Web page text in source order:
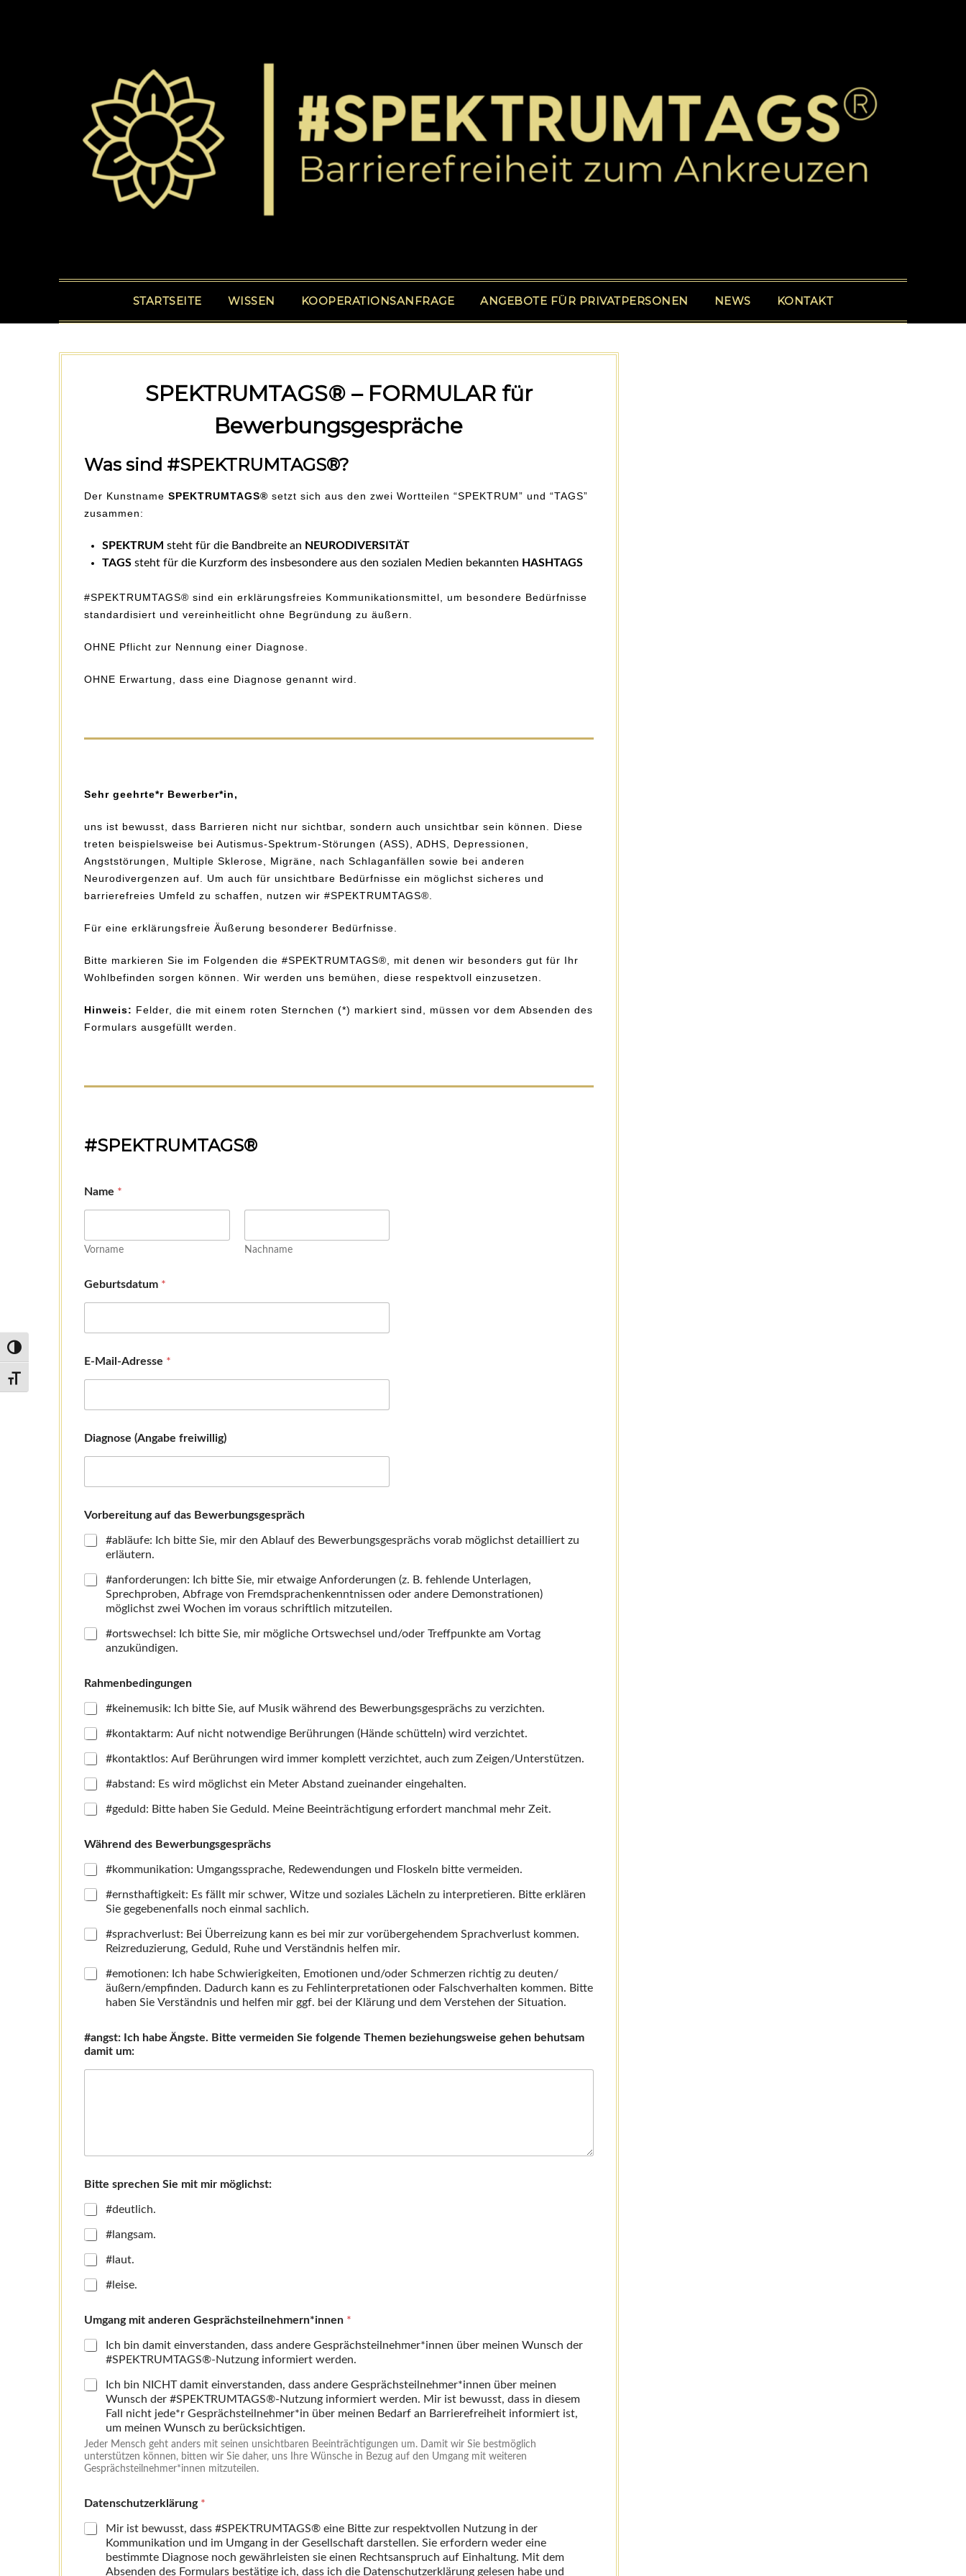
Umschalten auf hohe Kontraste
Schrift vergrößern
STARTSEITE WISSEN KOOPERATIONSANFRAGE ANGEBOTE FÜR PRIVATPERSONEN NEWS KONTAKT
SPEKTRUMTAGS® – FORMULAR für
Bewerbungsgespräche
Was sind #SPEKTRUMTAGS®?
Der KunstnameSPEKTRUMTAGS® setzt sich aus den zwei Wortteilen “SPEKTRUM” und “TAGS”
zusammen:
SPEKTRUM steht für die Bandbreite an NEURODIVERSITÄT
TAGS steht für die Kurzform des insbesondere aus den sozialen Medien bekannten HASHTAGS
#SPEKTRUMTAGS® sind ein erklärungsfreies Kommunikationsmittel, um besondere Bedürfnisse
standardisiert und vereinheitlicht ohne Begründung zu äußern.
OHNE Pflicht zur Nennung einer Diagnose.
OHNE Erwartung, dass eine Diagnose genannt wird.
Sehr geehrte*r Bewerber*in,
uns ist bewusst, dass Barrieren nicht nur sichtbar, sondern auch unsichtbar sein können. Diese
treten beispielsweise bei Autismus-Spektrum-Störungen (ASS), ADHS, Depressionen,
Angststörungen, Multiple Sklerose, Migräne, nach Schlaganfällen sowie bei anderen
Neurodivergenzen auf. Um auch für unsichtbare Bedürfnisse ein möglichst sicheres und
barrierefreies Umfeld zu schaffen, nutzen wir #SPEKTRUMTAGS®.
Für eine erklärungsfreie Äußerung besonderer Bedürfnisse.
Bitte markieren Sie im Folgenden die #SPEKTRUMTAGS®, mit denen wir besonders gut für Ihr
Wohlbefinden sorgen können. Wir werden uns bemühen, diese respektvoll einzusetzen.
Hinweis: Felder, die mit einem roten Sternchen (*) markiert sind, müssen vor dem Absenden des
Formulars ausgefüllt werden.
#SPEKTRUMTAGS®
Name *
Vorname Nachname
Geburtsdatum *
E-Mail-Adresse *
Diagnose (Angabe freiwillig)
i
t
t
m
i
i
r
Vorbereitung auf das Bewerbungsgespräch
#abläufe: Ich bitte Sie, mir den Ablauf des Bewerbungsgesprächs vorab möglichst detailliert zu
erläutern.
#anforderungen: Ich bitte Sie, mir etwaige Anforderungen (z. B. fehlende Unterlagen,
Sprechproben, Abfrage von Fremdsprachenkenntnissen oder andere Demonstrationen)
möglichst zwei Wochen im voraus schriftlich mitzuteilen.
#ortswechsel: Ich bitte Sie, mir mögliche Ortswechsel und/oder Treffpunkte am Vortag
anzukündigen.
Rahmenbedingungen
#keinemusik: Ich bitte Sie, auf Musik während des Bewerbungsgesprächs zu verzichten.
#kontaktarm: Auf nicht notwendige Berührungen (Hände schütteln) wird verzichtet.
#kontaktlos: Auf Berührungen wird immer komplett verzichtet, auch zum Zeigen/Unterstützen.
#abstand: Es wird möglichst ein Meter Abstand zueinander eingehalten.
#geduld: Bitte haben Sie Geduld. Meine Beeinträchtigung erfordert manchmal mehr Zeit.
Während des Bewerbungsgesprächs
#kommunikation: Umgangssprache, Redewendungen und Floskeln bitte vermeiden.
#ernsthaftigkeit: Es fällt mir schwer, Witze und soziales Lächeln zu interpretieren. Bitte erklären
Sie gegebenenfalls noch einmal sachlich.
#sprachverlust: Bei Überreizung kann es bei mir zur vorübergehendem Sprachverlust kommen.
Reizreduzierung, Geduld, Ruhe und Verständnis helfen mir.
#emotionen: Ich habe Schwierigkeiten, Emotionen und/oder Schmerzen richtig zu deuten/
äußern/empfinden. Dadurch kann es zu Fehlinterpretationen oder Falschverhalten kommen. Bitte
haben Sie Verständnis und helfen mir ggf. bei der Klärung und dem Verstehen der Situation.
#angst: Ich habe Ängste. Bitte vermeiden Sie folgende Themen beziehungsweise gehen behutsam
damit um:
Bitte sprechen Sie mit mir möglichst:
#deutlich.
#langsam.
#laut.
#leise.
Umgang mit anderen Gesprächsteilnehmern*innen *
Ich bin damit einverstanden, dass andere Gesprächsteilnehmer*innen über meinen Wunsch der
#SPEKTRUMTAGS®-Nutzung informiert werden.
Ich bin NICHT damit einverstanden, dass andere Gesprächsteilnehmer*innen über meinen
Wunsch der #SPEKTRUMTAGS®-Nutzung informiert werden. Mir ist bewusst, dass in diesem
Fall nicht jede*r Gesprächsteilnehmer*in über meinen Bedarf an Barrierefreiheit informiert ist,
um meinen Wunsch zu berücksichtigen.
Jeder Mensch geht anders mit seinen unsichtbaren Beeinträchtigungen um. Damit wir Sie bestmöglich
unterstützen können, bitten wir Sie daher, uns Ihre Wünsche in Bezug auf den Umgang mit weiteren
Gesprächsteilnehmer*innen mitzuteilen.
Datenschutzerklärung *
Mir ist bewusst, dass #SPEKTRUMTAGS® eine Bitte zur respektvollen Nutzung in der
Kommunikation und im Umgang in der Gesellschaft darstellen. Sie erfordern weder eine
bestimmte Diagnose noch gewährleisten sie einen Rechtsanspruch auf Einhaltung. Mit dem
Absenden des Formulars bestätige ich, dass ich die Datenschutzerklärung gelesen habe und